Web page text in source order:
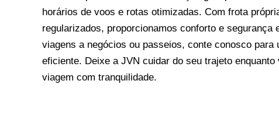
horários de voos e rotas otimizadas. Com frota
regularizados, proporcionamos conforto e segurança
viagens a negócios ou passeios, conte conosco para
eficiente. Deixe a JVN cuidar do seu trajeto
viagem com tranquilidade.